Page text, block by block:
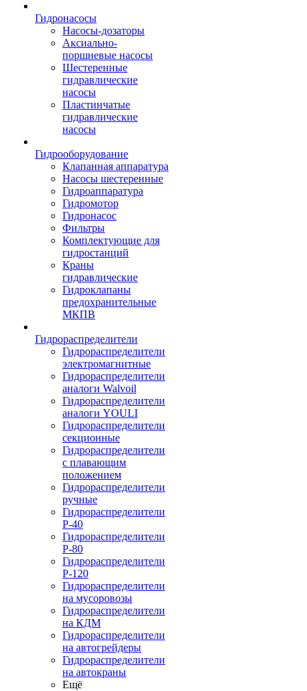
Гидронасосы
Насосы-дозаторы
Аксиально-
поршневые насосы
Шестеренные
гидравлические
насосы
Пластинчатые
гидравлические
насосы
Гидрооборудование
Клапанная аппаратура
Насосы шестеренные
Гидроаппаратура
Гидромотор
Гидронасос
Фильтры
Комплектующие для
гидростанций
Краны
гидравлические
Гидроклапаны
предохранительные
МКПВ
Гидрораспределители
Гидрораспределители
электромагнитные
Гидрораспределители
аналоги Walvoil
Гидрораспределители
аналоги YOULI
Гидрораспределители
секционные
Гидрораспределители
с плавающим
положением
Гидрораспределители
ручные
Гидрораспределители
Р-40
Гидрораспределители
Р-80
Гидрораспределители
Р-120
Гидрораспределители
на мусоровозы
Гидрораспределители
на КДМ
Гидрораспределители
на автогрейдеры
Гидрораспределители
на автокраны
Ещё